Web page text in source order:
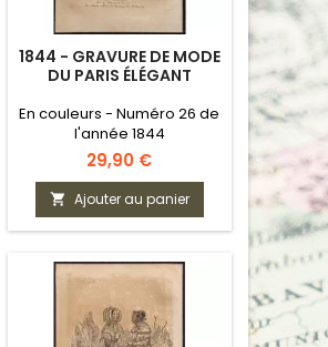
1844 - GRAVURE DE MODE
DU PARIS ÉLÉGANT
En couleurs - Numéro 26 de
l'année 1844
Prix
29,90 €
 Ajouter au panier